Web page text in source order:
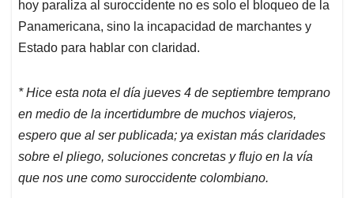
hoy paraliza al suroccidente no es solo el bloqueo de la
Panamericana, sino la incapacidad de marchantes y
Estado para hablar con claridad.
* Hice esta nota el día jueves 4 de septiembre temprano
en medio de la incertidumbre de muchos viajeros,
espero que al ser publicada; ya existan más claridades
sobre el pliego, soluciones concretas y flujo en la vía
que nos une como suroccidente colombiano.